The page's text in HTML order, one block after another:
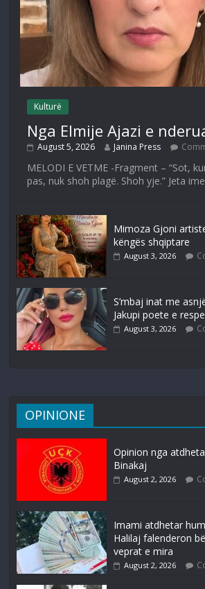
Kulturë
Nga Elmije Ajazi e
August 5, 2026 Janina Press
MELODI E VETME -Fragment – “Sot,
pas, nuk shoh plagë. Shoh yje.” Jeta
Mimoza Gjoni
këngës shqiptare
August 3, 2026
S’mbaj inat me
Jakupi poete e
August 3, 2026
OPINIONE
Opinion nga
Binakaj
August 2, 2026
Imami atdhetar
Halilaj falenderon
veprat e mira
August 2, 2026